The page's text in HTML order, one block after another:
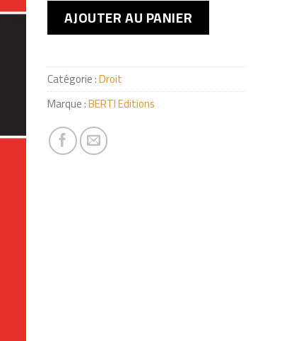
AJOUTER AU PANIER
Catégorie :Droit
Marque :BERTI Editions